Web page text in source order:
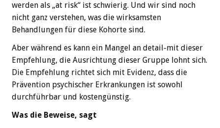
werden als „at risk“ ist schwierig. Und wir sind noch
nicht ganz verstehen, was die wirksamsten
Behandlungen für diese Kohorte sind.
Aber während es kann ein Mangel an detail-mit dieser
Empfehlung, die Ausrichtung dieser Gruppe lohnt sich.
Die Empfehlung richtet sich mit Evidenz, dass die
Prävention psychischer Erkrankungen ist sowohl
durchführbar und kostengünstig.
Was die Beweise, sagt